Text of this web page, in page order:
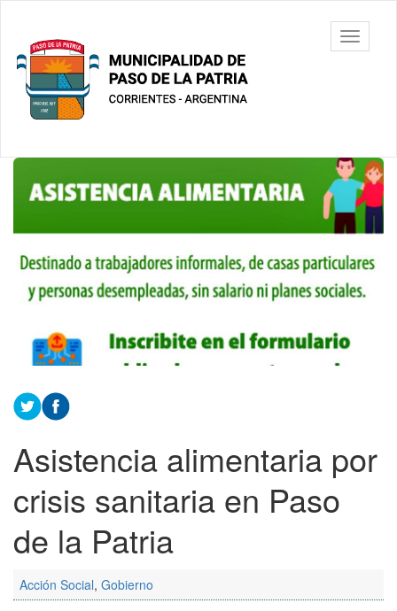
contenido
principal
Municipalidad
de Paso De
La Patria
barra
Contenido
principal
Asistencia alimentaria por
crisis sanitaria en Paso
de la Patria
Acción Social, Gobierno